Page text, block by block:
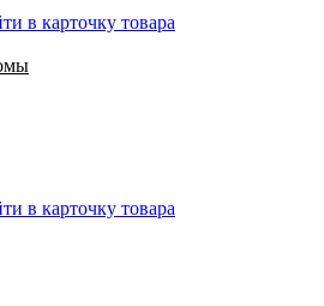
в карточку товара
в карточку товара